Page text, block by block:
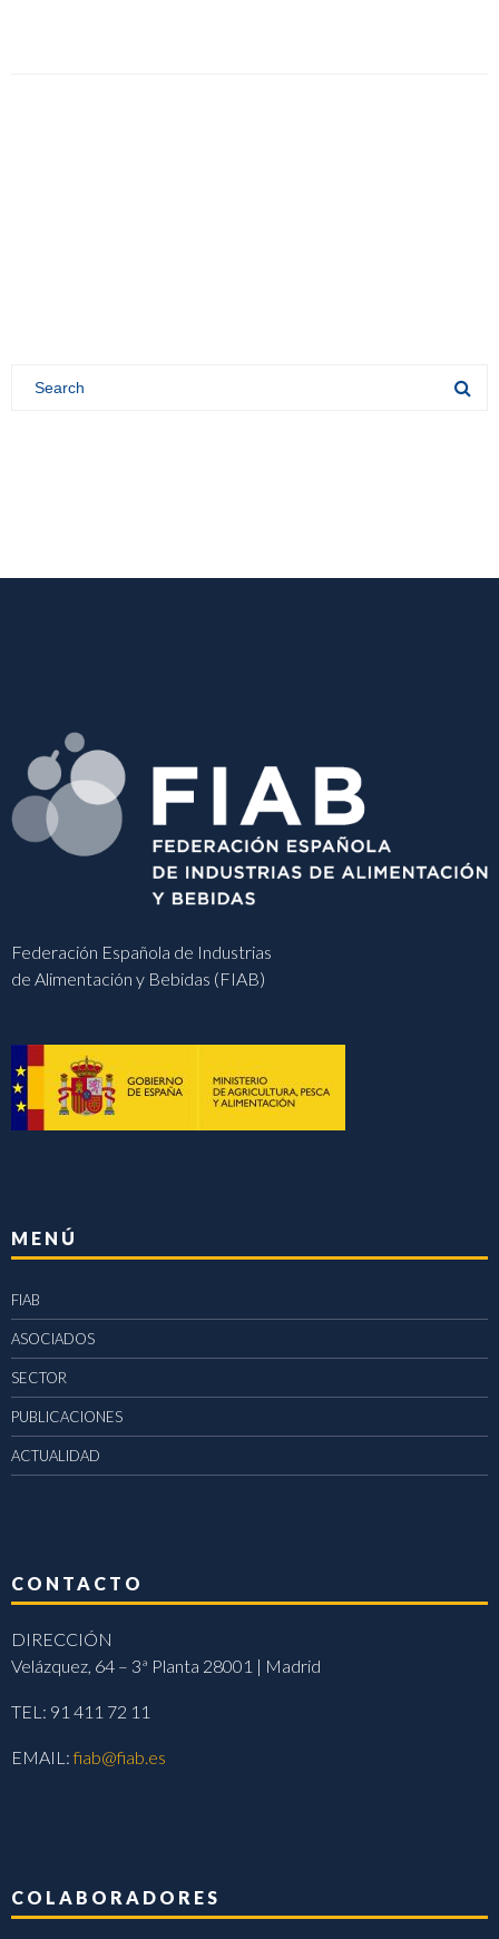
Federación Española de Industrias
de Alimentación y Bebidas (FIAB)
MENÚ
FIAB
ASOCIADOS
SECTOR
PUBLICACIONES
ACTUALIDAD
CONTACTO
DIRECCIÓN
Velázquez, 64 – 3ª Planta 28001 | Madrid
TEL: 91 411 72 11
EMAIL:fiab@fiab.es
COLABORADORES